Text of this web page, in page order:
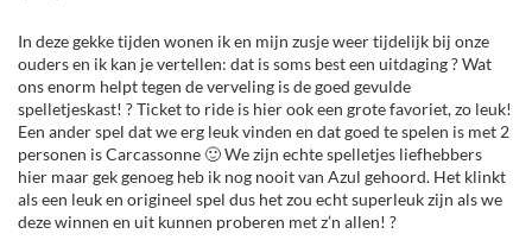
In deze gekke tijden wonen ik en mijn zusje weer tijdelijk bij onze
ouders en ik kan je vertellen: dat is soms best een uitdaging ? Wat
ons enorm helpt tegen de verveling is de goed gevulde
spelletjeskast! ? Ticket to ride is hier ook een grote favoriet, zo leuk!
Een ander spel dat we erg leuk vinden en dat goed te spelen is met 2
personen is Carcassonne 🙂 We zijn echte spelletjes liefhebbers
hier maar gek genoeg heb ik nog nooit van Azul gehoord. Het klinkt
als een leuk en origineel spel dus het zou echt superleuk zijn als we
deze winnen en uit kunnen proberen met z’n allen! ?